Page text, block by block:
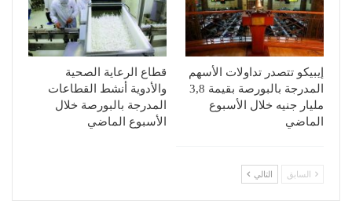
إيبيكو تتصدر تداولات الأسهم
المدرجة بالبورصة بقيمة 3,8
مليار جنيه خلال الأسبوع
الماضي
قطاع الرعاية الصحية
والأدوية أنشط القطاعات
المدرجة بالبورصة خلال
الأسبوع الماضي
السابق التالي